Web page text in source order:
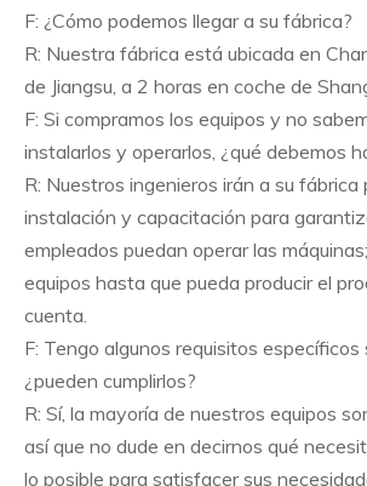
F: ¿Cómo podemos llegar a su fábrica?
R: Nuestra fábrica está ubicada en
de Jiangsu, a 2 horas en coche de
F: Si compramos los equipos y no
instalarlos y operarlos, ¿qué debemos
R: Nuestros ingenieros irán a su fábrica
instalación y capacitación para
empleados puedan operar las
equipos hasta que pueda producir el
cuenta.
F: Tengo algunos requisitos específicos
¿pueden cumplirlos?
R: Sí, la mayoría de nuestros equipos
así que no dude en decirnos qué
lo posible para satisfacer sus